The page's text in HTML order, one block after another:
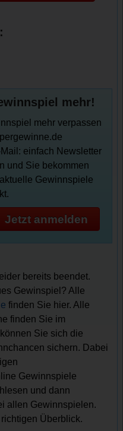
mehr!
mehr verpassen
einfach Newsletter
und Sie bekommen
Gewinnspiele
Jetzt anmelden
bereits beendet.
Gewinspiel? Alle
finden Sie hier. Alle
finden Sie im
Sie sich die
sichern. Dabei
Gewinnspiele
und dann
allen Gewinnspielen.
Überblick.